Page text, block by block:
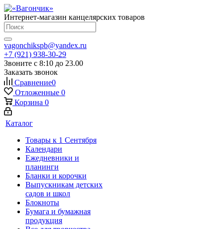
Интернет-магазин канцелярских товаров
vagonchikspb@yandex.ru
+7 (921) 938-30-29
Звоните с 8:10 до 23.00
Заказать звонок
Сравнение0
Отложенные 0
Корзина 0
Каталог
Товары к 1 Сентября
Календари
Ежедневники и
планинги
Бланки и корочки
Выпускникам детских
садов и школ
Блокноты
Бумага и бумажная
продукция